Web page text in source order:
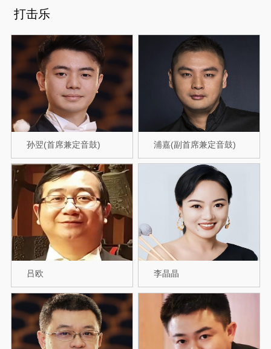
打击乐
孙翌(首席兼定音鼓) 浦嘉(副首席兼定音鼓)
吕欧 李晶晶